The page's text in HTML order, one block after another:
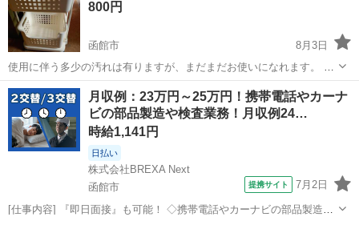
800円
函館市
8月3日
使用に伴う多少の汚れは有りますが、まだまだお使いになれます。 小
型バスケットお付けします。 おまとめ値引き致します。 宜しく御願い
いたします。
北海道 函館市 洗濯用品
月収例：23万円～25万円！携帯電話やカーナ
ビの部品製造や検査業務！月収例24…
時給1,141円
日払い
株式会社BREXA Next
函館市
提携サイト 7月2日
[仕事内容] 『即日面接』も可能！ ◇携帯電話やカーナビの部品製造や